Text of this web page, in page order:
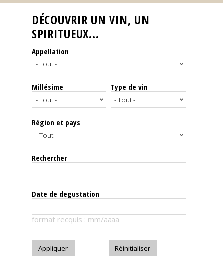
Reportages
Nos
Spiritueux
Notes
dégustation
Le
magazine
Télécharger
DÉCOUVRIR UN VIN, UN
SPIRITUEUX...
Appellation
Millésime Type de vin
Région et pays
Rechercher
Date de degustation
format recquis : mm/aaaa